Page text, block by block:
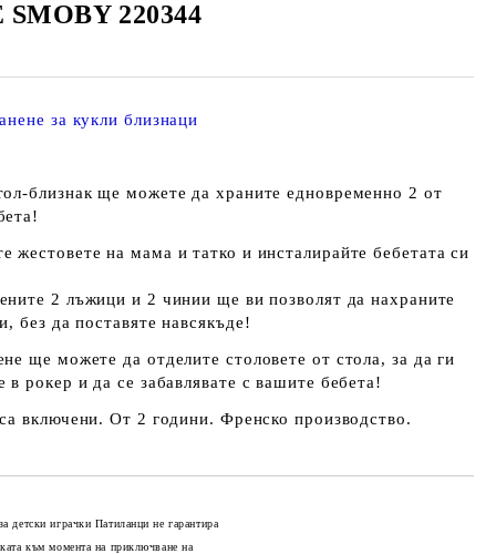
SMOBY 220344
за кукли близнаци
близнак ще можете да храните едновременно 2 от
жестовете на мама и татко и инсталирайте бебетата си
2 лъжици и 2 чинии ще ви позволят да нахраните
без да поставяте навсякъде!
ще можете да отделите столовете от стола, за да ги
в рокер и да се забавлявате с вашите бебета!
включени. От 2 години. Френско производство.
детски играчки Патиланци не гарантира
към момента на приключване на